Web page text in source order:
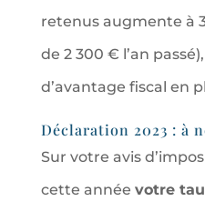
retenus augmente à
de 2 300 € l’an
d’avantage fiscal en
Déclaration 2023 : à
Sur votre avis
cette année votre